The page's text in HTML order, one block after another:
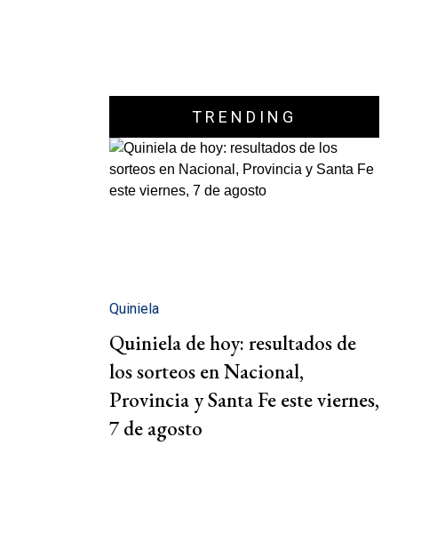
TRENDING
Quiniela
Quiniela de hoy: resultados de
los sorteos en Nacional,
Provincia y Santa Fe este viernes,
7 de agosto